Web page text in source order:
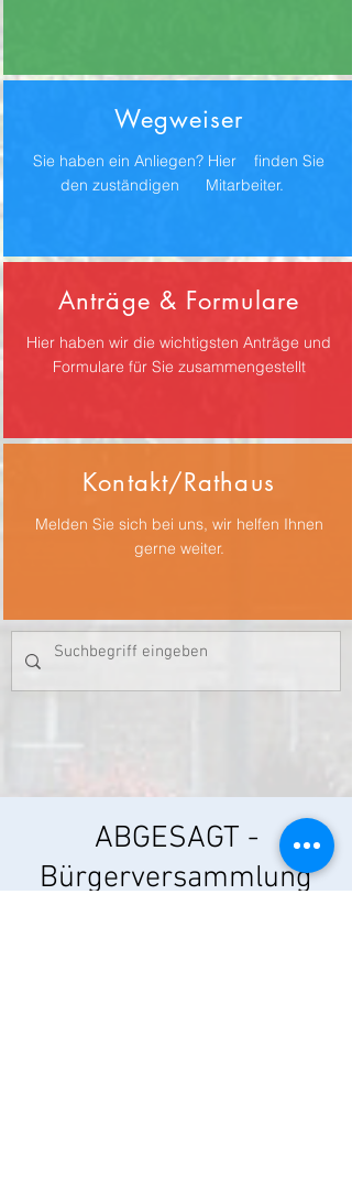
Wegweiser
Sie haben ein Anliegen? Hier finden Sie
den zuständigen Mitarbeiter.
Anträge & Formulare
Hier haben wir die wichtigsten Anträge und
Formulare für Sie zusammengestellt
Kontakt/Rathaus
Melden Sie sich bei uns, wir helfen Ihnen
gerne weiter.
ABGESAGT -
Bürgerversammlung